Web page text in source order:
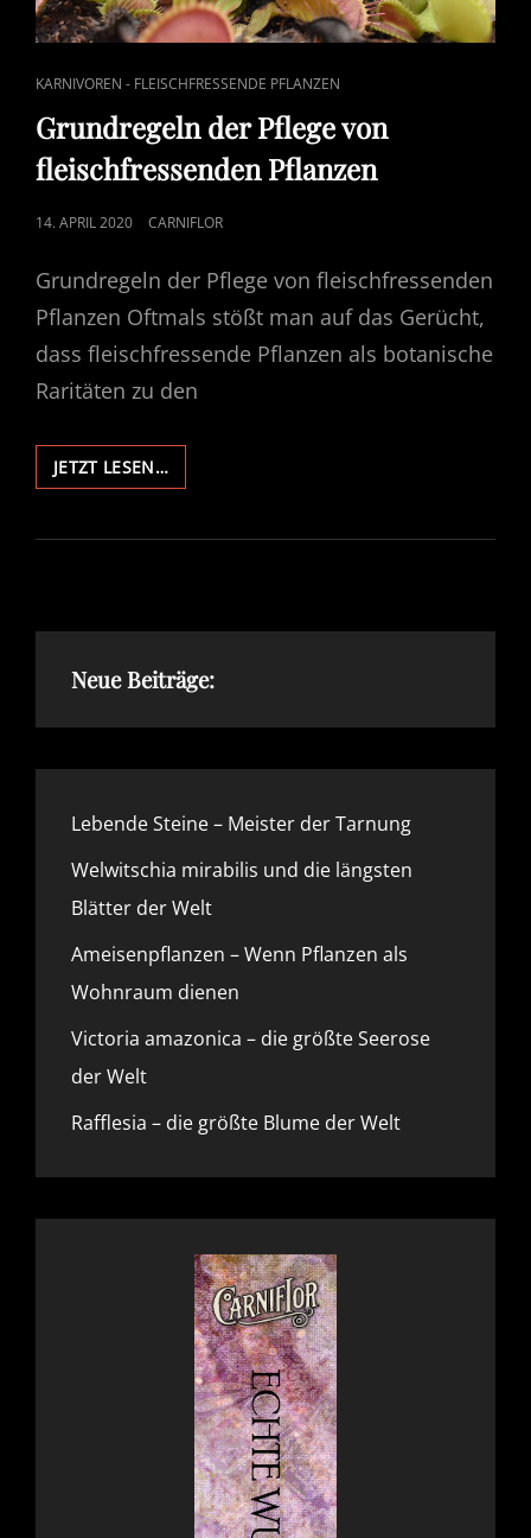
CAT
LINKS
KARNIVOREN - FLEISCHFRESSENDE PFLANZEN
Grundregeln der Pflege von
fleischfressenden Pflanzen
POSTED
14. APRIL 2020 CARNIFLOR
Grundregeln der Pflege von fleischfressenden
Pflanzen Oftmals stößt man auf das Gerücht,
dass fleischfressende Pflanzen als botanische
Raritäten zu den
JETZT LESEN…
DER
VON
Neue Beiträge:
Lebende Steine – Meister der Tarnung
Welwitschia mirabilis und die längsten
Blätter der Welt
Ameisenpflanzen – Wenn Pflanzen als
Wohnraum dienen
Victoria amazonica – die größte Seerose
der Welt
Rafflesia – die größte Blume der Welt